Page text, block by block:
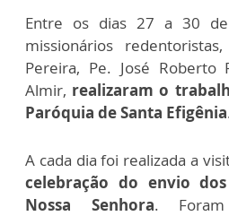
Entre os dias 27 a 30
missionários
Pereira, Pe. José Roberto
Almir, realizaram o
Paróquia de Santa Efigênia
A cada dia foi realizada a
celebração do envio
Nossa Senhora.